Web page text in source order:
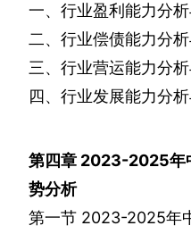
一、行业盈利能力分析
二、行业偿债能力分析
三、行业营运能力分析
四、行业发展能力分析
第四章 2023-2025年
势分析
第一节 2023-2025年